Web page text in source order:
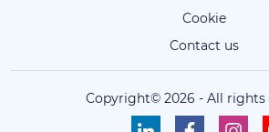
Cookie
Contact us
Copyright© 2026 - All rights